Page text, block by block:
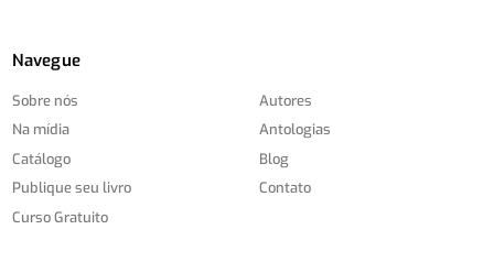
Navegue
Sobre nós
Na mídia
Catálogo
Publique seu livro
Curso Gratuito
Autores
Antologias
Blog
Contato